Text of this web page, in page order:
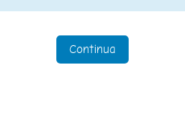
Continua